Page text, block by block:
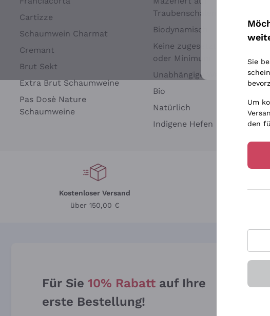
Cartizze
Schaumwein Charmat
Cremant
Brut Sekt
Extra Brut Schaumweine
Pas Dosè Nature
Schaumweine
Traubenschalen
Biodynamisch
Keine zugesetzten Sulfite
oder Minimum
Unabhängige Weinbauern
Bio
Natürlich
Indigene Hefen
Kostenloser Versand
über 150,00 €
Für Sie 10% Rabatt auf Ihre
erste Bestellung!
Weitere
Sie
Um
den